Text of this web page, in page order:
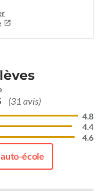
(31 avis)
4.8
4.4
4.6
auto-école